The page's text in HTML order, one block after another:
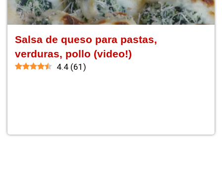
Salsa de queso para pastas,
verduras, pollo (video!)
4.4 (61 )